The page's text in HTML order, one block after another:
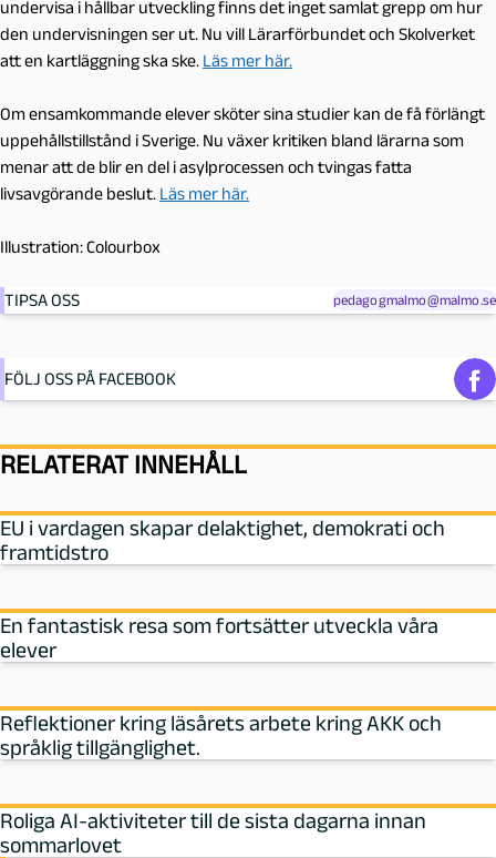
undervisa i hållbar utveckling finns det inget samlat grepp om hur
den undervisningen ser ut. Nu vill Lärarförbundet och Skolverket
att en kartläggning ska ske. Läs mer här.
Om ensamkommande elever sköter sina studier kan de få förlängt
uppehållstillstånd i Sverige. Nu växer kritiken bland lärarna som
menar att de blir en del i asylprocessen och tvingas fatta
livsavgörande beslut. Läs mer här.
Illustration: Colourbox
TIPSA OSS pedagogmalmo@malmo.se
FÖLJ OSS PÅ FACEBOOK
RELATERAT INNEHÅLL
EU i vardagen skapar delaktighet, demokrati och
framtidstro
En fantastisk resa som fortsätter utveckla våra
elever
Reflektioner kring läsårets arbete kring AKK och
språklig tillgänglighet.
Roliga AI-aktiviteter till de sista dagarna innan
sommarlovet